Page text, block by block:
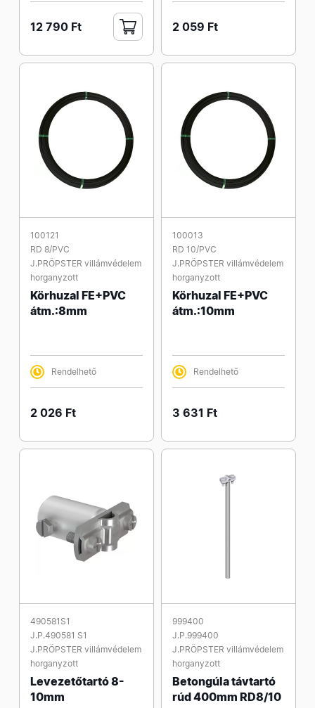
12 790 Ft 2 059 Ft
100121
RD 8/PVC
J.PRÖPSTER villámvédelem
horganyzott
Körhuzal FE+PVC
átm.:8mm
Rendelhető
2 026 Ft
100013
RD 10/PVC
J.PRÖPSTER villámvédelem
horganyzott
Körhuzal FE+PVC
átm.:10mm
Rendelhető
3 631 Ft
490581S1
J.P.490581 S1
J.PRÖPSTER villámvédelem
horganyzott
Levezetőtartó 8-
10mm
999400
J.P.999400
J.PRÖPSTER villámvédelem
horganyzott
Betongúla távtartó
rúd 400mm RD8/10